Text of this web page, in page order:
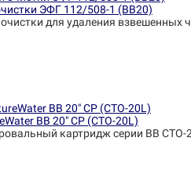
ЭФГ 112/508-1 (BB20)
для удаления взвешенных
BB 20" CP (CTO-20L)
картридж серии BB